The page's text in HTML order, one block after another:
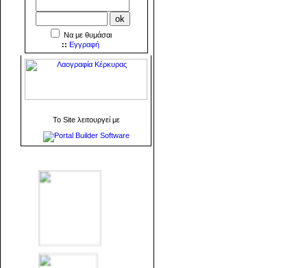
Να με θυμάσαι
:: Εγγραφή
To Site λειτουργεί με